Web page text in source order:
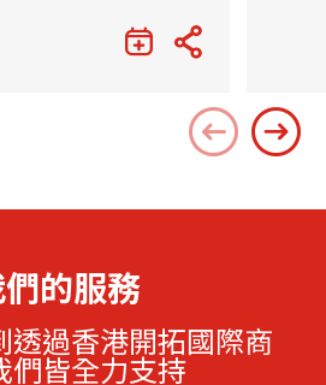
的服務
透過香港開拓國際商
們皆全力支持